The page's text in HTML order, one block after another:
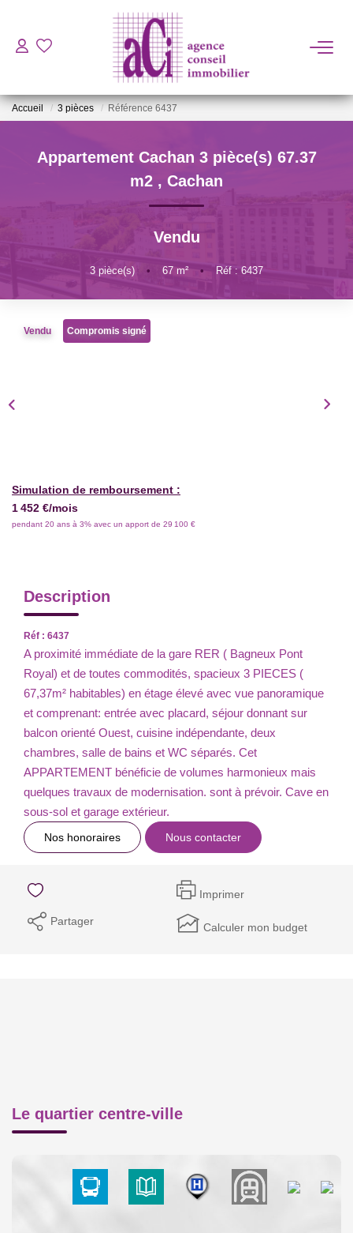
ACHETER
ESTIMER
BIENS VENDUS
CONTACT
Accueil 3 pièces Référence 6437
Appartement Cachan 3 pièce(s) 67.37
m2 , Cachan
Vendu
3 pièce(s) • 67 m² • Réf : 6437
Vendu Compromis signé
Simulation de remboursement :
1 452 €/mois
pendant 20 ans à 3% avec un apport de 29 100 €
Description
Réf : 6437
A proximité immédiate de la gare RER ( Bagneux Pont
Royal) et de toutes commodités, spacieux 3 PIECES (
67,37m² habitables) en étage élevé avec vue panoramique
et comprenant: entrée avec placard, séjour donnant sur
balcon orienté Ouest, cuisine indépendante, deux
chambres, salle de bains et WC séparés. Cet
APPARTEMENT bénéficie de volumes harmonieux mais
quelques travaux de modernisation. sont à prévoir. Cave en
sous-sol et garage extérieur.
Nos honoraires Nous contacter
Imprimer
Partager Calculer mon budget
Le quartier centre-ville